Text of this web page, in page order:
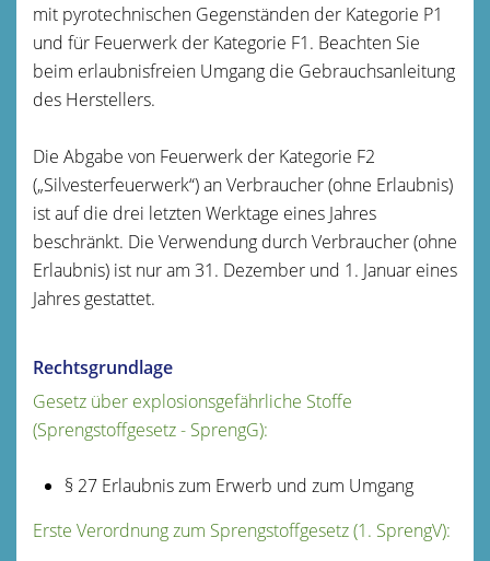
mit pyrotechnischen Gegenständen der Kategorie P1
und für Feuerwerk der Kategorie F1. Beachten Sie
beim erlaubnisfreien Umgang die Gebrauchsanleitung
des Herstellers.
Die Abgabe von Feuerwerk der Kategorie F2
(„Silvesterfeuerwerk“) an Verbraucher (ohne Erlaubnis)
ist auf die drei letzten Werktage eines Jahres
beschränkt. Die Verwendung durch Verbraucher (ohne
Erlaubnis) ist nur am 31. Dezember und 1. Januar eines
Jahres gestattet.
Rechtsgrundlage
Gesetz über explosionsgefährliche Stoffe
(Sprengstoffgesetz - SprengG):
§ 27 Erlaubnis zum Erwerb und zum Umgang
Erste Verordnung zum Sprengstoffgesetz (1. SprengV):